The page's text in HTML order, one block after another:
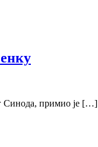
Синода, примио је […]